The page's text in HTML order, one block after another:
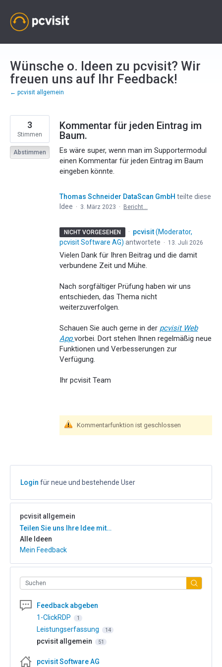
Zum
Inhalt
springen
Wünsche o. Ideen zu pcvisit? Wir
freuen uns auf Ihr Feedback!
← pcvisit allgemein
Kommentar für jeden Eintrag im
Baum.
Es wäre super, wenn man im Supportermodul
einen Kommentar für jeden Eintrag im Baum
eingeben könnte.
3
Stimmen
Abstimmen
Thomas Schneider DataScan GmbH teilte diese
Idee · 3. März 2023 · Bericht…
NICHT VORGESEHEN · pcvisit(Moderator,
pcvisit Software AG) antwortete · 13. Juli 2026
Vielen Dank für Ihren Beitrag und die damit
verbundene Zeit und Mühe.
Nach sorgfältiger Prüfung haben wir uns
entschieden, das Thema nicht
weiterzuverfolgen.
Schauen Sie auch gerne in der pcvisit Web
Appvorbei. Dort stehen Ihnen regelmäßig neue
Funktionen und Verbesserungen zur
Verfügung.
Ihr pcvisit Team
Kommentarfunktion ist geschlossen
Login für neue und bestehende User
pcvisit allgemein
Kategorien
Teilen Sie uns Ihre Idee mit…
Alle Ideen
Mein Feedback
Suchen
Feedback abgeben
1-ClickRDP
1
Leistungserfassung 14
pcvisit allgemein 51
pcvisit Software AG